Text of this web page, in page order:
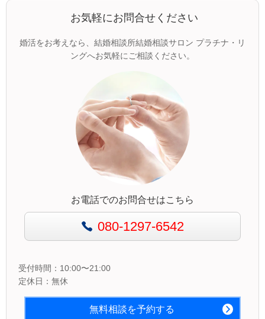
お気軽にお問合せください
婚活をお考えなら、結婚相談所結婚相談サロン プラチナ・リ
ングへお気軽にご相談ください。
お電話でのお問合せはこちら
080-1297-6542
受付時間：10:00〜21:00
定休日：無休
無料相談を予約する